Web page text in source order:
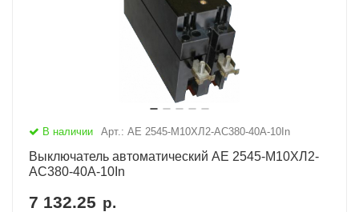
В наличии Арт.: АЕ 2545-М10ХЛ2-AC380-40А-10In
Выключатель автоматический АЕ 2545-М10ХЛ2-
AC380-40А-10In
7 132.25 р.